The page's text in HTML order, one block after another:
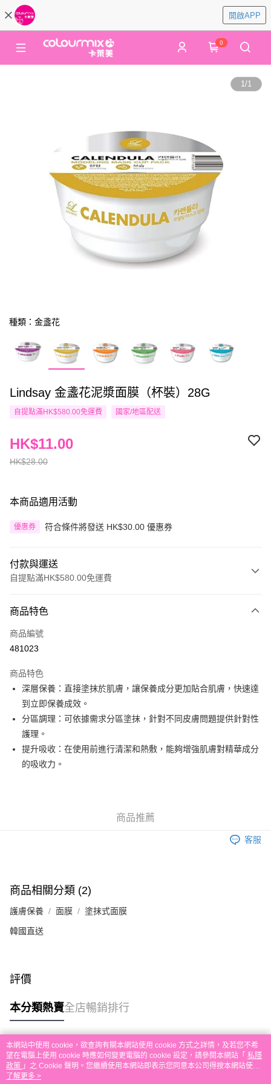
開啟APP
0
1/1
種類：金盞花
Lindsay 金盞花泥漿面膜（杯裝）28G
自提點滿HK$580.00免運費 國家/地區配送
HK$28.00
HK$11.00
本商品適用活動
優惠券 符合條件將發送 HK$30.00 優惠券
付款與運送
自提點滿HK$580.00免運費
信用卡
Apple Pay
AlipayHK
PayMe
WeChat Pay
其他轉帳方式
相關說明
本地配送
每筆HK$30.00，滿HK$580.00或以上免運費
門市自取
其他地區配送
商品特色
商品編號
481023
商品特色
深層保養：直接塗抹於肌膚，讓保養成分更加貼合肌膚，快速達
到立即保養成效。
分區調理：可依據需求分區塗抹，針對不同皮膚問題提供針對性
護理。
提升吸收：在使用前進行清潔和熱敷，能夠增強肌膚對精華成分
的吸收力。
商品推薦
客服
商品相關分類 (2)
護膚保養 面膜 塗抹式面膜
韓國直送
評價
本分類熱賣全店暢銷排行
熱門標籤
熱銷排行
本網站中使用 cookie，欲查詢有關本網站使用 cookie 方式之詳情，及若您不希
望在電腦上使用 cookie 時應如何變更電腦的 cookie 設定，請參閱本網站「 私隱
政策 」之 Cookie 聲明。您繼續使用本網站即表示您同意本公司得按本網站使用
條款之 Cookie 聲明使用 cookie。
了解更多 >